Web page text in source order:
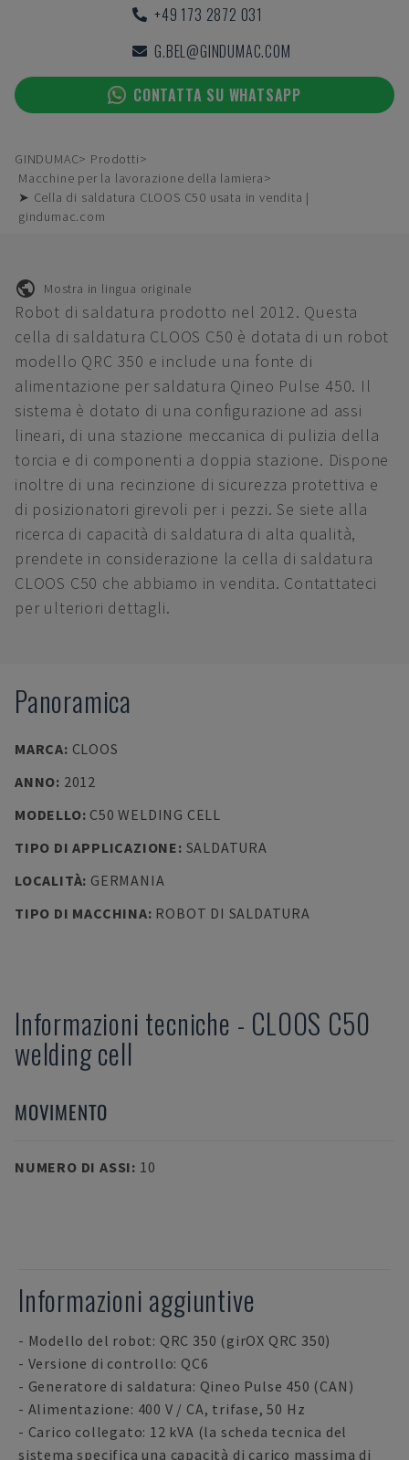
+49 173 2872 031
G.BEL@GINDUMAC.COM
CONTATTA SU WHATSAPP
GINDUMAC
Prodotti
Macchine per la lavorazione della lamiera
➤ Cella di saldatura CLOOS C50 usata in vendita |
gindumac.com
Mostra in lingua originale
Robot di saldatura prodotto nel 2012. Questa
cella di saldatura CLOOS C50 è dotata di un robot
modello QRC 350 e include una fonte di
alimentazione per saldatura Qineo Pulse 450. Il
sistema è dotato di una configurazione ad assi
lineari, di una stazione meccanica di pulizia della
torcia e di componenti a doppia stazione. Dispone
inoltre di una recinzione di sicurezza protettiva e
di posizionatori girevoli per i pezzi. Se siete alla
ricerca di capacità di saldatura di alta qualità,
prendete in considerazione la cella di saldatura
CLOOS C50 che abbiamo in vendita. Contattateci
per ulteriori dettagli.
Panoramica
MARCA: CLOOS
ANNO: 2012
MODELLO: C50 WELDING CELL
TIPO DI APPLICAZIONE: SALDATURA
LOCALITÀ: GERMANIA
TIPO DI MACCHINA: ROBOT DI SALDATURA
Informazioni tecniche - CLOOS C50
welding cell
MOVIMENTO
NUMERO DI ASSI: 10
Informazioni aggiuntive
- Modello del robot: QRC 350 (girOX QRC 350)
- Versione di controllo: QC6
- Generatore di saldatura: Qineo Pulse 450 (CAN)
- Alimentazione: 400 V / CA, trifase, 50 Hz
- Carico collegato: 12 kVA (la scheda tecnica del
sistema specifica una capacità di carico massima di